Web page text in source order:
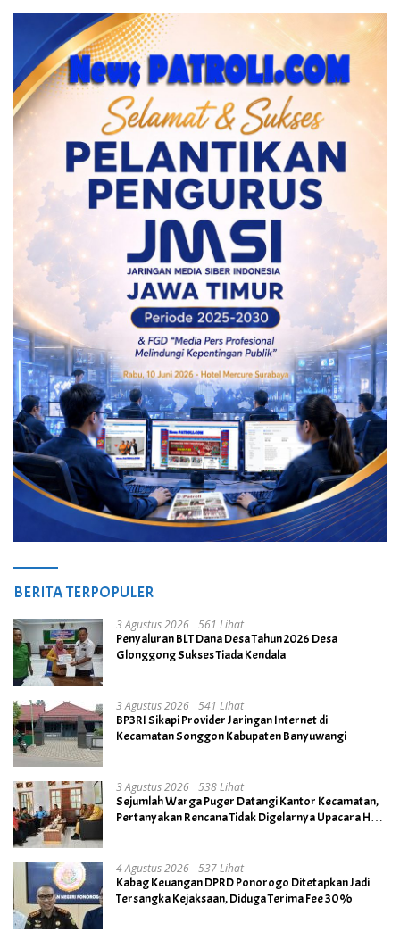
BERITA TERPOPULER
3 Agustus 2026 561 Lihat
Penyaluran BLT Dana Desa Tahun 2026 Desa
Glonggong Sukses Tiada Kendala
3 Agustus 2026 541 Lihat
BP3RI Sikapi Provider Jaringan Internet di
Kecamatan Songgon Kabupaten Banyuwangi
3 Agustus 2026 538 Lihat
Sejumlah Warga Puger Datangi Kantor Kecamatan,
Pertanyakan Rencana Tidak Digelarnya Upacara HUT
4 Agustus 2026 537 Lihat
Kabag Keuangan DPRD Ponorogo Ditetapkan Jadi
Tersangka Kejaksaan, Diduga Terima Fee 30%